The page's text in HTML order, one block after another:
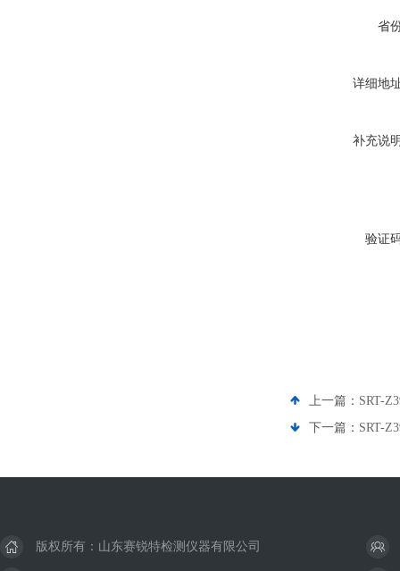
省
详细地
补充说
验证
上一篇： SRT-
下一篇： SRT-
版权所有：山东赛锐特检测仪器有限公司